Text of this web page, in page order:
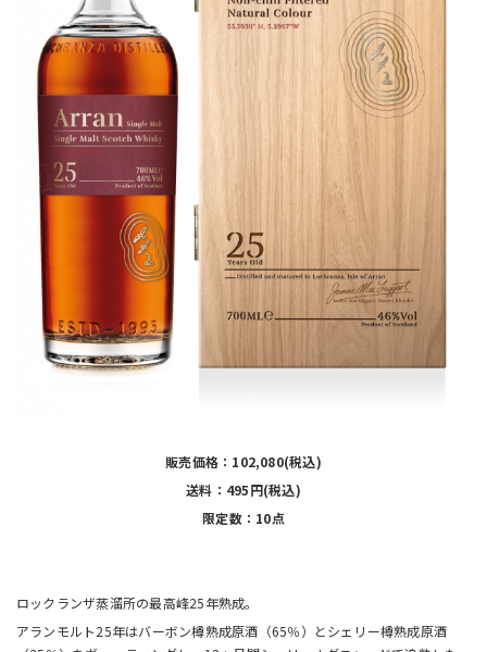
販売価格：102,080(税込)
送料：495円(税込)
限定数：10点
ロックランザ蒸溜所の最高峰25年熟成。
アランモルト25年はバーボン樽熟成原酒（65％）とシェリー樽熟成原酒